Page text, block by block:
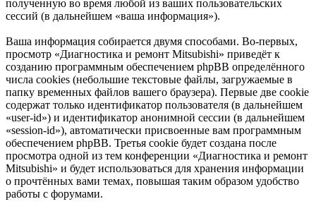
полученную во время любой из ваших пользовательских
сессий (в дальнейшем «ваша информация»).
Ваша информация собирается двумя способами. Во-первых,
просмотр «Диагностика и ремонт Mitsubishi» приведёт к
созданию программным обеспечением phpBB определённого
числа cookies (небольшие текстовые файлы, загружаемые в
папку временных файлов вашего браузера). Первые две cookie
содержат только идентификатор пользователя (в дальнейшем
«user-id») и идентификатор анонимной сессии (в дальнейшем
«session-id»), автоматически присвоенные вам программным
обеспечением phpBB. Третья cookie будет создана после
просмотра одной из тем конференции «Диагностика и ремонт
Mitsubishi» и будет использоваться для хранения информации
о прочтённых вами темах, повышая таким образом удобство
работы с форумами.